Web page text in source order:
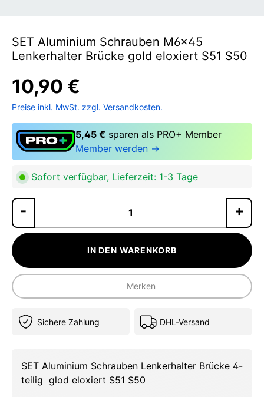
SET Aluminium Schrauben M6x45
Lenkerhalter Brücke gold eloxiert S51 S50
10,90 €
Preise inkl. MwSt. zzgl. Versandkosten.
5,45 € sparen als PRO+ Member
Member werden →
Sofort verfügbar, Lieferzeit: 1-3 Tage
IN DEN WARENKORB
Merken
Sichere Zahlung DHL-Versand
SET Aluminium Schrauben Lenkerhalter Brücke 4-
teilig glod eloxiert S51 S50